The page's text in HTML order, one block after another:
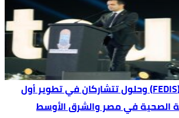
فيكسد مصر (FEDIS) وحلول تتشاركان في تطوير أول
الصحية في مصر والشرق الأوسط